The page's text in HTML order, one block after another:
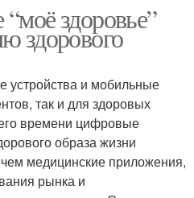
здоровье”
здорового
устройства и мобильные
так и для здоровых
времени цифровые
образа жизни
медицинские приложения,
рынка и